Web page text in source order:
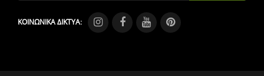
ΚΟΙΝΩΝΙΚΑ ΔΙΚΤΥΑ: